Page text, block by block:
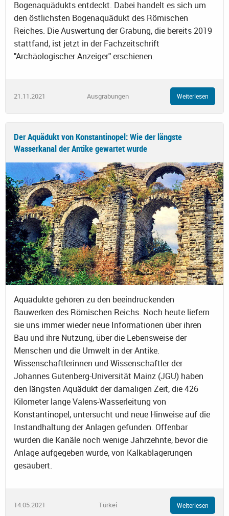
Bogenaquädukts entdeckt. Dabei handelt es sich um
den östlichsten Bogenaquädukt des Römischen
Reiches. Die Auswertung der Grabung, die bereits 2019
stattfand, ist jetzt in der Fachzeitschrift
"Archäologischer Anzeiger" erschienen.
21.11.2021 Ausgrabungen Weiterlesen
Der Aquädukt von Konstantinopel: Wie der längste
Wasserkanal der Antike gewartet wurde
Aquädukte gehören zu den beeindruckenden
Bauwerken des Römischen Reichs. Noch heute liefern
sie uns immer wieder neue Informationen über ihren
Bau und ihre Nutzung, über die Lebensweise der
Menschen und die Umwelt in der Antike.
Wissenschaftlerinnen und Wissenschaftler der
Johannes Gutenberg-Universität Mainz (JGU) haben
den längsten Aquädukt der damaligen Zeit, die 426
Kilometer lange Valens-Wasserleitung von
Konstantinopel, untersucht und neue Hinweise auf die
Instandhaltung der Anlagen gefunden. Offenbar
wurden die Kanäle noch wenige Jahrzehnte, bevor die
Anlage aufgegeben wurde, von Kalkablagerungen
gesäubert.
14.05.2021 Türkei Weiterlesen